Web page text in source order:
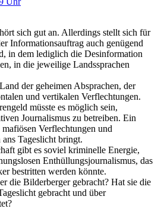
sich gut an. Allerdings stellt sich für
Informationsauftrag auch genügend
in dem lediglich die Desinformation
in die jeweilige Landssprachen
der geheimen Absprachen, der
und vertikalen Verflechtungen.
müsste es möglich sein,
Journalismus zu betreiben. Ein
Verflechtungen und
Tageslicht bringt.
gibt es soviel kriminelle Energie,
Enthüllungsjournalismus, das
bestritten werden könnte.
die Bilderberger gebracht? Hat sie die
gebracht und über